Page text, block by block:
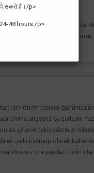
yolunda ilerlemesi daha
sayıda takipçiye
için önem taşıyor
online alışverış pazarlarını
girerek takipçilerinizi
ek gelir kaynagı olarak
öte yandan Hobi
हो सकते हैं।/p>
48 hours./p>